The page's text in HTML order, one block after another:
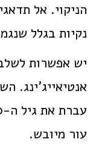
הניקוי. אל
נקיות בגלל
יש אפשרות לשלב
אנטיאייג'ינג.
עור מיובש.